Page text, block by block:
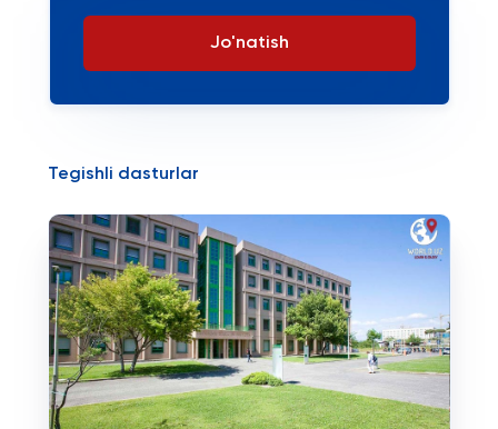
Jo'natish
Tegishli dasturlar